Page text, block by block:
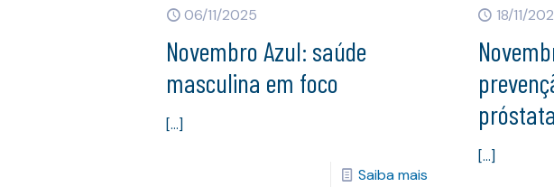
06/11/2025
Novembro Azul: saúde
masculina em foco
[…]
Saiba mais
18/11/
próstata
[…]